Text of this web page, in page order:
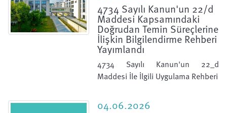
4734 Sayılı Kanun'un 22/d
Maddesi Kapsamındaki
Doğrudan Temin Süreçlerine
İlişkin Bilgilendirme Rehberi
Yayımlandı
4734 Sayılı Kanun'un 22_d
Maddesi İle İlgili Uygulama Rehberi
04.06.2026